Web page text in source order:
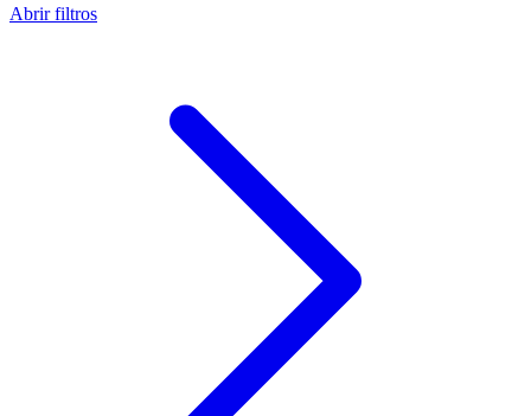
Abrir filtros